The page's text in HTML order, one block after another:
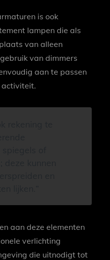
is ook
lampen die als
van alleen
van dimmers
aan te passen
activiteit.
aan deze elementen
verlichting
die uitnodigt tot